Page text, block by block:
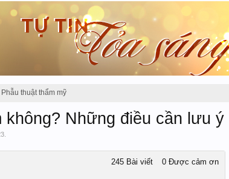
Phẫu thuật thẩm mỹ
không? Những điều cần lưu ý
245 Bài viết 0 Được cảm ơn